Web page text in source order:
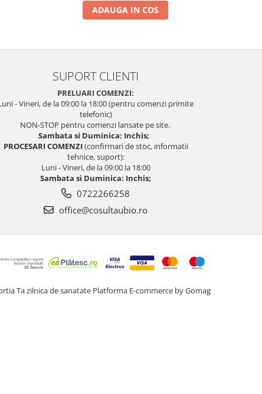
ADAUGA IN COS
SUPORT CLIENTI
PRELUARI COMENZI:
- Vineri, de la 09:00 la 18:00 (pentru comenzi primite
telefonic)
NON-STOP pentru comenzi lansate pe site.
Sambata si Duminica: Inchis;
PROCESARI COMENZI(confirmari de stoc, informatii
tehnice, suport):
Luni - Vineri, de la 09:00 la 18:00
Sambata si Duminica: Inchis;
0722266258
office@cosultaubio.ro
Ta zilnica de sanatate Platforma E-commerce by Gomag